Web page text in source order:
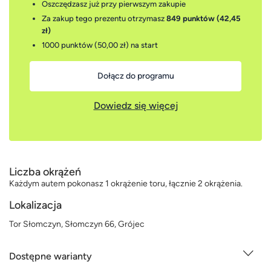
Oszczędzasz już przy pierwszym zakupie
Za zakup tego prezentu otrzymasz 849 punktów (42,45
zł)
1000 punktów (50,00 zł) na start
Dołącz do programu
Dowiedz się więcej
Liczba okrążeń
Każdym autem pokonasz 1 okrążenie toru, łącznie 2 okrążenia.
Lokalizacja
Tor Słomczyn, Słomczyn 66, Grójec
Dostępne warianty